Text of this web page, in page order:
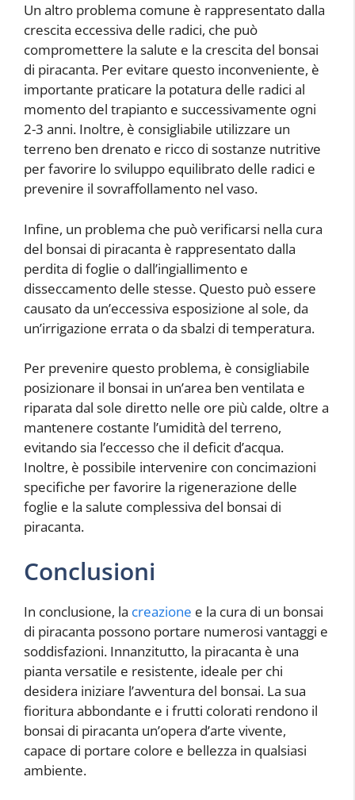
Un altro problema comune è rappresentato dalla
crescita eccessiva delle radici, che può
compromettere la salute e la crescita del bonsai
di piracanta. Per evitare questo inconveniente, è
importante praticare la potatura delle radici al
momento del trapianto e successivamente ogni
2-3 anni. Inoltre, è consigliabile utilizzare un
terreno ben drenato e ricco di sostanze nutritive
per favorire lo sviluppo equilibrato delle radici e
prevenire il sovraffollamento nel vaso.
Infine, un problema che può verificarsi nella cura
del bonsai di piracanta è rappresentato dalla
perdita di foglie o dall’ingiallimento e
disseccamento delle stesse. Questo può essere
causato da un’eccessiva esposizione al sole, da
un’irrigazione errata o da sbalzi di temperatura.
Per prevenire questo problema, è consigliabile
posizionare il bonsai in un’area ben ventilata e
riparata dal sole diretto nelle ore più calde, oltre a
mantenere costante l’umidità del terreno,
evitando sia l’eccesso che il deficit d’acqua.
Inoltre, è possibile intervenire con concimazioni
specifiche per favorire la rigenerazione delle
foglie e la salute complessiva del bonsai di
piracanta.
Conclusioni
In conclusione, la creazione e la cura di un bonsai
di piracanta possono portare numerosi vantaggi e
soddisfazioni. Innanzitutto, la piracanta è una
pianta versatile e resistente, ideale per chi
desidera iniziare l’avventura del bonsai. La sua
fioritura abbondante e i frutti colorati rendono il
bonsai di piracanta un’opera d’arte vivente,
capace di portare colore e bellezza in qualsiasi
ambiente.